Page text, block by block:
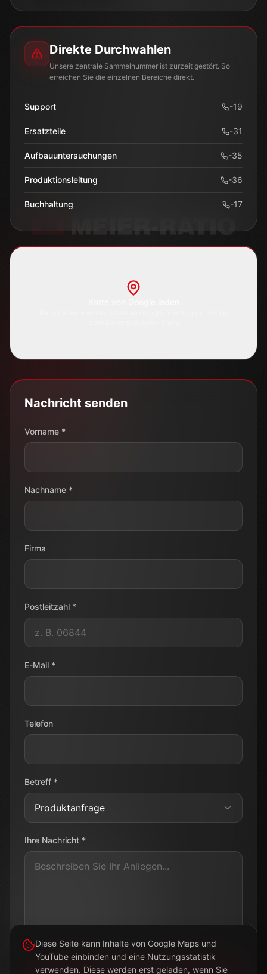
Direkte Durchwahlen
Unsere zentrale Sammelnummer ist zurzeit gestört. So
erreichen Sie die einzelnen Bereiche direkt.
Support -19
Ersatzteile -31
Aufbauuntersuchungen -35
Produktionsleitung -36
Buchhaltung -17
Nachricht senden
Vorname *
Nachname *
Firma
Postleitzahl *
E-Mail *
Telefon
Betreff *
Ihre Nachricht *
Nachricht senden
Diese Seite kann Inhalte von Google Maps und
YouTube einbinden und eine Nutzungsstatistik
verwenden. Diese werden erst geladen, wenn Sie